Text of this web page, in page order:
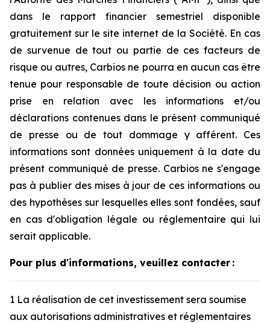
dans le rapport financier semestriel disponible
gratuitement sur le site internet de la Société. En cas
de survenue de tout ou partie de ces facteurs de
risque ou autres, Carbios ne pourra en aucun cas être
tenue pour responsable de toute décision ou action
prise en relation avec les informations et/ou
déclarations contenues dans le présent communiqué
de presse ou de tout dommage y afférent. Ces
informations sont données uniquement à la date du
présent communiqué de presse. Carbios ne s'engage
pas à publier des mises à jour de ces informations ou
des hypothèses sur lesquelles elles sont fondées, sauf
en cas d'obligation légale ou réglementaire qui lui
serait applicable.
Pour plus d'informations, veuillez contacter :
1 La réalisation de cet investissement sera soumise
aux autorisations administratives et réglementaires